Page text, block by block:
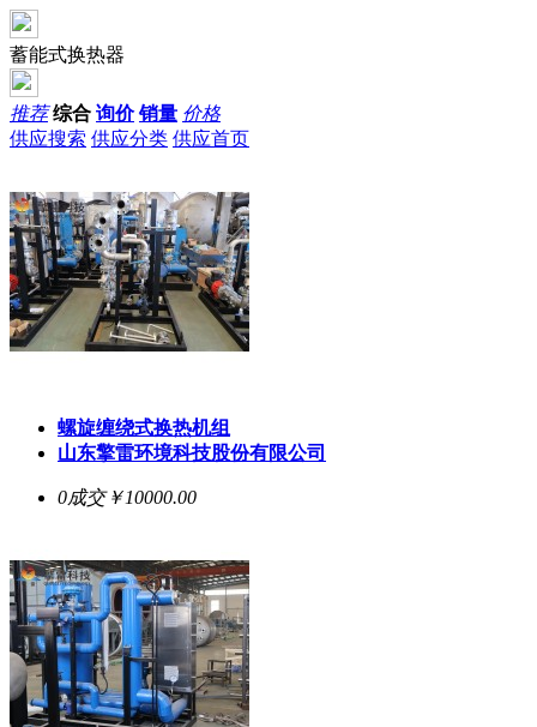
蓄能式换热器
推荐 综合 询价 销量 价格
供应搜索 供应分类 供应首页
螺旋缠绕式换热机组
山东擎雷环境科技股份有限公司
0成交￥10000.00